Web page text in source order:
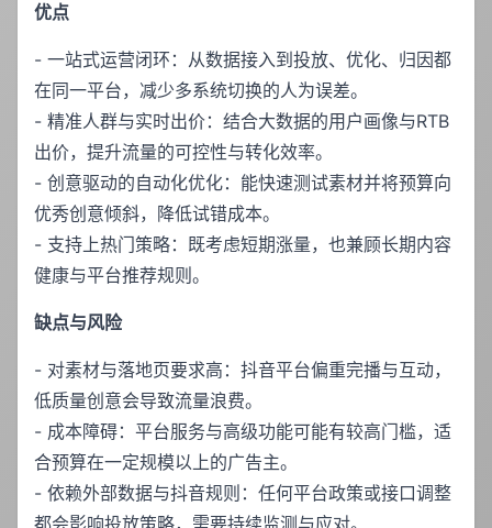
优点
- 一站式运营闭环：从数据接入到投放、优化、归因都
在同一平台，减少多系统切换的人为误差。
- 精准人群与实时出价：结合大数据的用户画像与RTB
出价，提升流量的可控性与转化效率。
- 创意驱动的自动化优化：能快速测试素材并将预算向
优秀创意倾斜，降低试错成本。
- 支持上热门策略：既考虑短期涨量，也兼顾长期内容
健康与平台推荐规则。
缺点与风险
- 对素材与落地页要求高：抖音平台偏重完播与互动，
低质量创意会导致流量浪费。
- 成本障碍：平台服务与高级功能可能有较高门槛，适
合预算在一定规模以上的广告主。
- 依赖外部数据与抖音规则：任何平台政策或接口调整
都会影响投放策略，需要持续监测与应对。